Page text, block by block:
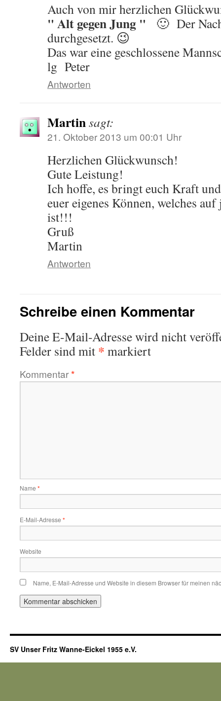
Auch von mir herzlichen
" Alt gegen Jung " 🙂 Der
durchgesetzt. 😉
Das war eine geschlossene
lg Peter
Antworten
Martinsagt:
21. Oktober 2013 um 00:01 Uhr
Herzlichen Glückwunsch!
Gute Leistung!
Ich hoffe, es bringt euch Kraft
euer eigenes Können, welches
ist!!!
Gruß
Martin
Antworten
Schreibe einen Kommentar
Deine E-Mail-Adresse wird nicht
Felder sind mit * markiert
Kommentar*
Name *
E-Mail-Adresse *
Website
Name, E-Mail-Adresse und Website in diesem Browser für meinen
SV Unser Fritz Wanne-Eickel 1955 e.V.